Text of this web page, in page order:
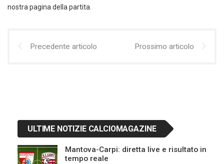
nostra pagina della partita.
Precedente articolo Prossimo articolo
ULTIME NOTIZIE CALCIOMAGAZINE
Mantova-Carpi: diretta live e risultato in
tempo reale